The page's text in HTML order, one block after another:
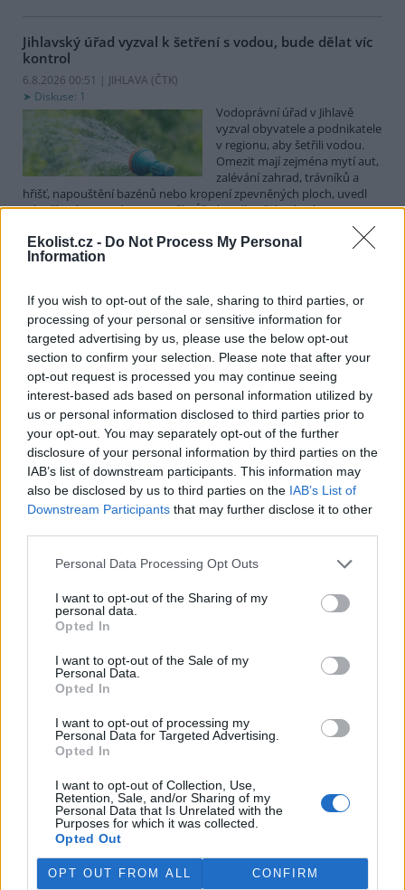
Ekolist.cz - Do Not Process My Personal
Information
If you wish to opt-out of the sale, sharing to third parties, or
processing of your personal or sensitive information for
targeted advertising by us, please use the below opt-out
section to confirm your selection. Please note that after your
opt-out request is processed you may continue seeing
interest-based ads based on personal information utilized by
us or personal information disclosed to third parties prior to
your opt-out. You may separately opt-out of the further
disclosure of your personal information by third parties on the
IAB’s list of downstream participants. This information may
also be disclosed by us to third parties on the IAB’s List of
Downstream Participants that may further disclose it to other
Personal Data Processing Opt Outs
I want to opt-out of the Sharing of my
personal data.
Opted In
I want to opt-out of the Sale of my
Personal Data.
Opted In
I want to opt-out of processing my
Personal Data for Targeted Advertising.
Opted In
I want to opt-out of Collection, Use,
Retention, Sale, and/or Sharing of my
Personal Data that Is Unrelated with the
Purposes for which it was collected.
Opted Out
OPT OUT FROM ALL CONFIRM
Jihlavský úřad vyzval k šetření s vodou, bude dělat víc
kontrol
6.8.2026 00:51 | JIHLAVA (ČTK)
Diskuse: 1
Vodoprávní úřad v Jihlavě
vyzval obyvatele a podnikatele
v regionu, aby šetřili vodou.
Omezit mají zejména mytí aut,
zalévání zahrad, trávníků a
hřišť, napouštění bazénů nebo kropení zpevněných ploch, uvedl
mluvčí radnice Radovan Daněk. Úřad podle něj bude víc
kontrolovat povolené odběry. Výzva k šetření vodou platí pro
všechny obce spadající pod Jihlavu jako obec s rozšířenou
působností.
Celníci odhalili gang překupníků papoušků, zajistili
stovku ptáků
5.8.2026 20:13 (ČTK)
Celníci odhalili gang
překupníků chráněných druhů
papoušků působící v několika
krajích a zajistili asi stovku
ptáků. S odchytem a
zajištěním zvířat celníkům pomohly zoo v Praze, Zlíně a Ostravě. V
ostravské zahradě také papoušci nalezli dočasné útočiště. V
tiskové zprávě nawebucelníků to oznámila mluvčí Celní správy ČR
Martina Kaňková. Případem se zabývá policie.
pronásledovali velrybáře
Islandské úřady nařídily
vyhoštění 21 aktivistů
pobřežní stráž s policií zabavily
jejich loď, která pronásledovala velrybářské plavidlo. Pasažéři lodi
patřící nadaci kanadsko-amerického ekologického aktivisty Paula
palubě nebyl. Píše o tom agentura AFP s odvoláním na islandskou
policii.
Záchranná stanice v Praze přijímá kvůli vedrům více
volně žijících zvířat
5.8.2026 17:40 | PRAHA (
teplotám pracovníci pražské